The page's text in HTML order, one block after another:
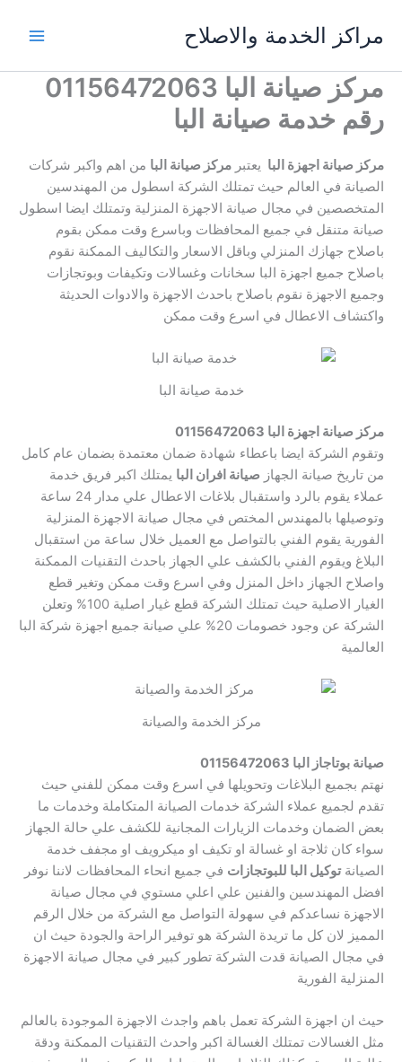
المحتوى
مراكز الخدمة والاصلاح
مركز صيانة البا 01156472063
رقم خدمة صيانة البا
مركز صيانة اجهزة البا يعتبر مركز صيانة البا من اهم واكبر شركات
الصيانة في العالم حيث تمتلك الشركة اسطول من المهندسين
المتخصصين في مجال صيانة الاجهزة المنزلية وتمتلك ايضا اسطول
صيانة متنقل في جميع المحافظات وباسرع وقت ممكن بقوم
باصلاح جهازك المنزلي وباقل الاسعار والتكاليف الممكنة نقوم
باصلاح جميع اجهزة البا سخانات وغسالات وتكيفات وبوتجازات
وجميع الاجهزة نقوم باصلاح باحدث الاجهزة والادوات الحديثة
واكتشاف الاعطال في اسرع وقت ممكن
خدمة صيانة البا
مركز صيانة اجهزة البا 01156472063
وتقوم الشركة ايضا باعطاء شهادة ضمان معتمدة بضمان عام كامل
من تاريخ صيانة الجهاز صيانة افران البا يمتلك اكبر فريق خدمة
عملاء يقوم بالرد واستقبال بلاغات الاعطال علي مدار 24 ساعة
وتوصيلها بالمهندس المختص في مجال صيانة الاجهزة المنزلية
الفورية يقوم الفني بالتواصل مع العميل خلال ساعة من استقبال
البلاغ ويقوم الفني بالكشف علي الجهاز باحدث التقنيات الممكنة
واصلاح الجهاز داخل المنزل وفي اسرع وقت ممكن وتغير قطع
الغيار الاصلية حيث تمتلك الشركة قطع غيار اصلية 100% وتعلن
الشركة عن وجود خصومات 20% علي صيانة جميع اجهزة شركة البا
العالمية
مركز الخدمة والصيانة
صيانة بوتاجاز البا 01156472063
نهتم بجميع البلاغات وتحويلها في اسرع وقت ممكن للفني حيث
تقدم لجميع عملاء الشركة خدمات الصيانة المتكاملة وخدمات ما
بعض الضمان وخدمات الزيارات المجانية للكشف علي حالة الجهاز
سواء كان ثلاجة او غسالة او تكيف او ميكرويف او مجفف خدمة
الصيانةتوكيل البا للبوتجازات في جميع انحاء المحافظات لاننا نوفر
افضل المهندسين والفنين علي اعلي مستوي في مجال صيانة
الاجهزة نساعدكم في سهولة التواصل مع الشركة من خلال الرقم
المميز لان كل ما تريدة الشركة هو توفير الراحة والجودة حيث ان
في مجال الصيانة قدت الشركة تطور كبير في مجال صيانة الاجهزة
المنزلية الفورية
حيث ان اجهزة الشركة تعمل باهم واجدث الاجهزة الموجودة بالعالم
مثل الغسالات تمتلك الغسالة اكبر واحدث التقنيات الممكنة ودقة